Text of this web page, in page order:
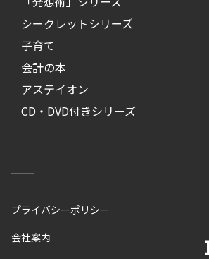
シークレットシリーズ
子育て
会計の本
アステイオン
CD・DVD付きシリーズ
プライバシーポリシー
会社案内